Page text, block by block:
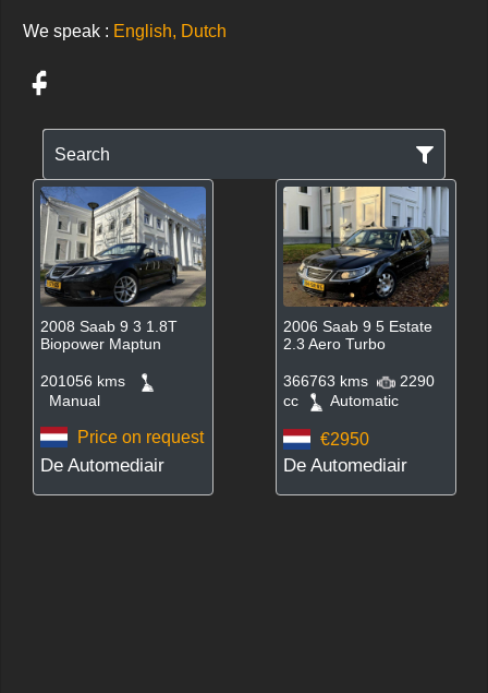
We speak : English, Dutch
Search
2008 Saab 9 3 1.8T
Biopower Maptun
201056 kms
Manual
Price on request
De Automediair
2006 Saab 9 5 Estate
2.3 Aero Turbo
366763 kms
2290
cc
Automatic
€2950
De Automediair